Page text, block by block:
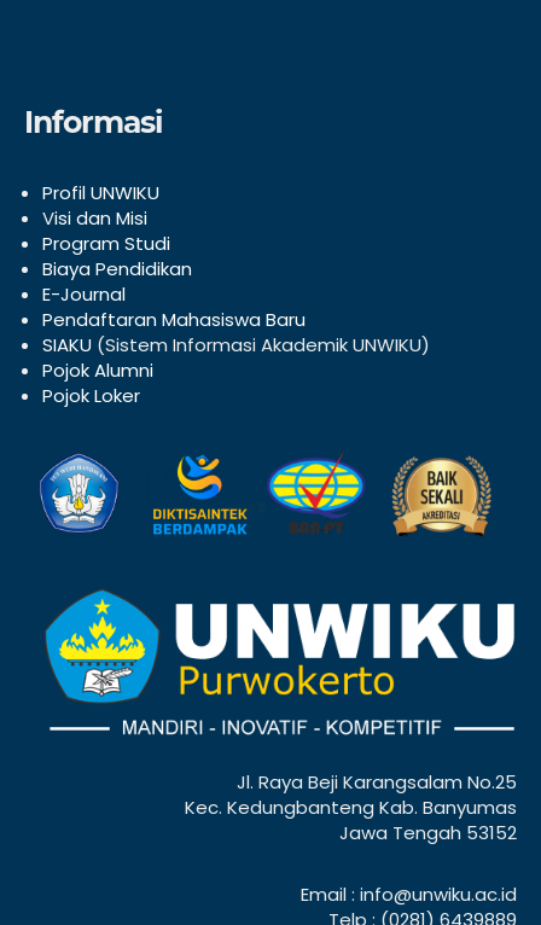
Informasi
Profil UNWIKU
Visi dan Misi
Program Studi
Biaya Pendidikan
E-Journal
Pendaftaran Mahasiswa Baru
SIAKU (Sistem Informasi Akademik UNWIKU)
Pojok Alumni
Pojok Loker
Jl. Raya Beji Karangsalam No.25
Kec. Kedungbanteng Kab. Banyumas
Jawa Tengah 53152
Email : info@unwiku.ac.id
Telp : (0281) 6439889